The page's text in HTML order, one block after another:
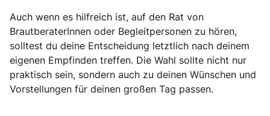
Auch wenn es hilfreich ist, auf den Rat von
BrautberaterInnen oder Begleitpersonen zu hören,
solltest du deine Entscheidung letztlich nach deinem
eigenen Empfinden treffen. Die Wahl sollte nicht nur
praktisch sein, sondern auch zu deinen Wünschen und
Vorstellungen für deinen großen Tag passen.